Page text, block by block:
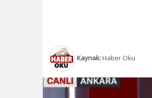
Kaynak:Haber Oku